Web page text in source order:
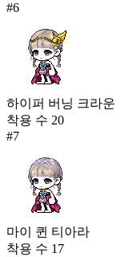
#6
하이퍼 버닝 크라운
착용 수 20
#7
마이 퀸 티아라
착용 수 17